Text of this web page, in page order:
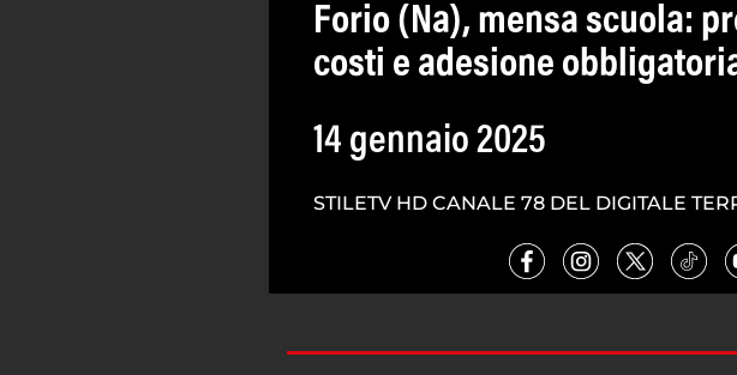
Forio (Na), mensa scuola:
costi e adesione
14 gennaio 2025
STILETV HD CANALE 78 DEL DIGITALE